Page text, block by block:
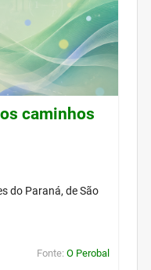
caminhos
do Paraná, de São
Fonte: O Perobal